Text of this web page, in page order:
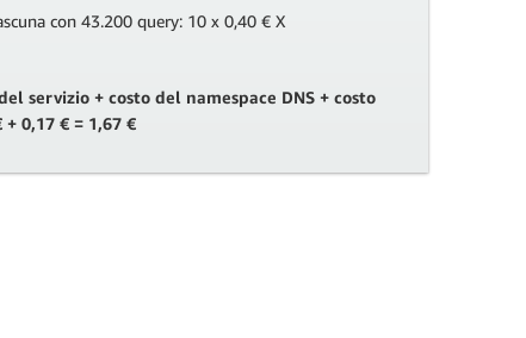
con 43.200 query: 10 x 0,40 € X
servizio + costo del namespace DNS + costo
0,17 € = 1,67 €